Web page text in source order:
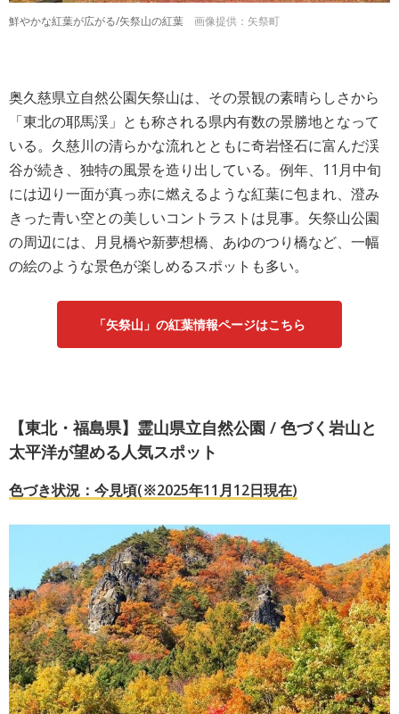
鮮やかな紅葉が広がる/矢祭山の紅葉 画像提供：矢祭町
奥久慈県立自然公園矢祭山は、その景観の素晴らしさから
「東北の耶馬渓」とも称される県内有数の景勝地となって
いる。久慈川の清らかな流れとともに奇岩怪石に富んだ渓
谷が続き、独特の風景を造り出している。例年、11月中旬
には辺り一面が真っ赤に燃えるような紅葉に包まれ、澄み
きった青い空との美しいコントラストは見事。矢祭山公園
の周辺には、月見橋や新夢想橋、あゆのつり橋など、一幅
の絵のような景色が楽しめるスポットも多い。
「矢祭山」の紅葉情報ページはこちら
【東北・福島県】霊山県立自然公園 / 色づく岩山と
太平洋が望める人気スポット
色づき状況：今見頃(※2025年11月12日現在)